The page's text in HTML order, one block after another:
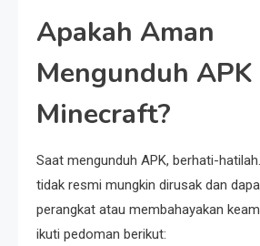
Apakah Aman
Mengunduh APK
Minecraft?
Saat mengunduh APK, berhati-
tidak resmi mungkin dirusak dan
perangkat atau membahayakan
ikuti pedoman berikut: